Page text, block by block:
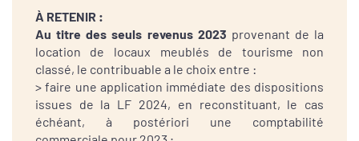
À RETENIR :
Au titre des seuls revenus 2023 provenant de la
location de locaux meublés de tourisme non
classé, le contribuable a le choix entre :
> faire une application immédiate des dispositions
issues de la LF 2024, en reconstituant, le cas
échéant, à postériori une comptabilité